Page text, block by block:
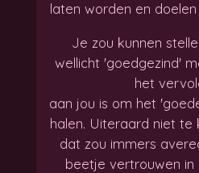
laten worden en
Je zou kunnen
wellicht 'goedgezind'
het
aan jou is om het
halen. Uiteraard niet te
dat zou immers
beetje vertrouwen in